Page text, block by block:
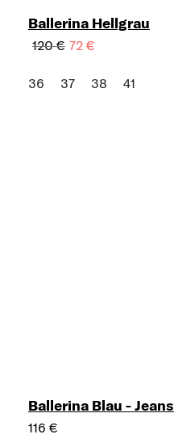
Ballerina Hellgrau
120 € 72 €
36 37 38 41
Ballerina Blau - Jeans
116 €